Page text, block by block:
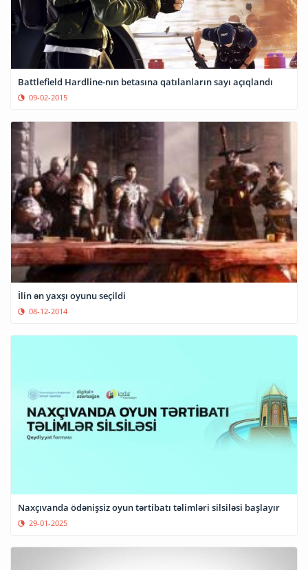
Battlefield Hardline-nın betasına qatılanların sayı açıqlandı
09-02-2015
İlin ən yaxşı oyunu seçildi
08-12-2014
Naxçıvanda ödənişsiz oyun tərtibatı təlimləri silsiləsi başlayır
29-01-2025